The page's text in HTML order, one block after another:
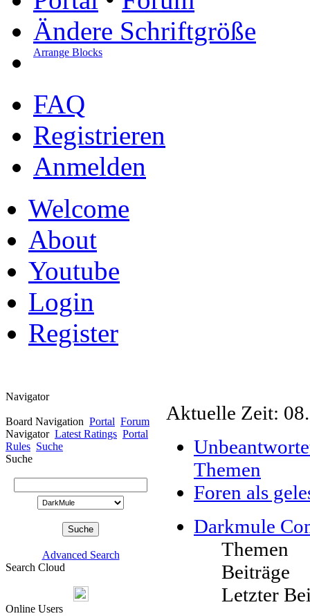
Ändere Schriftgröße
Arrange Blocks
FAQ
Registrieren
Anmelden
Welcome
About
Youtube
Login
Register
Navigator
Board Navigation Portal Forum
Navigator Latest Ratings Portal
Rules Suche
Suche
Advanced Search
Search Cloud
Online Users
Aktuelle Zeit:
Themen
Foren als
Darkmule
Themen
Beiträge
Letzter